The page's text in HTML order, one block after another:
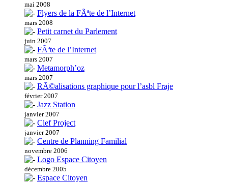
mai 2008
Flyers de la FÃªte de l’Internet
mars 2008
Petit carnet du Parlement
juin 2007
FÃªte de l’Internet
mars 2007
Metamorph’oz
mars 2007
RÃ©alisations graphique pour l’asbl Fraje
février 2007
Jazz Station
janvier 2007
Clef Project
janvier 2007
Centre de Planning Familial
novembre 2006
Logo Espace Citoyen
décembre 2005
Espace Citoyen